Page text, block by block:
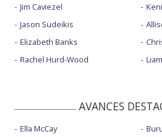
Jim Caviezel
Jason Sudeikis
Elizabeth Banks
Rachel Hurd-Wood
AVANCES
Ella McCay